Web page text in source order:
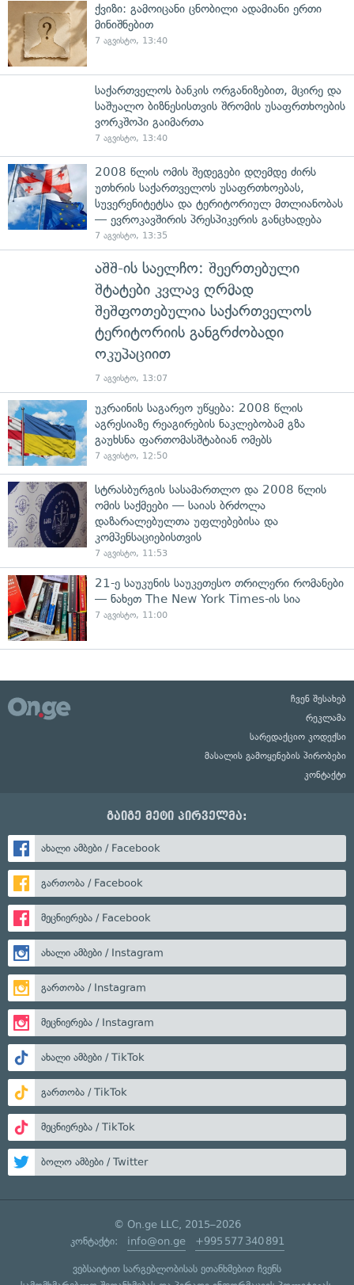
ქვიზი: გამოიცანი ცნობილი ადამიანი ერთი
მინიშნებით
7 აგვისტო, 13:40
საქართველოს ბანკის ორგანიზებით, მცირე და
საშუალო ბიზნესისთვის შრომის უსაფრთხოების
ვორკშოპი გაიმართა
7 აგვისტო, 13:40
2008 წლის ომის შედეგები დღემდე ძირს
უთხრის საქართველოს უსაფრთხოებას,
სუვერენიტეტსა და ტერიტორიულ მთლიანობას
— ევროკავშირის პრესპიკერის განცხადება
7 აგვისტო, 13:35
აშშ-ის საელჩო: შეერთებული
შტატები კვლავ ღრმად
შეშფოთებულია საქართველოს
ტერიტორიის განგრძობადი
ოკუპაციით
7 აგვისტო, 13:07
უკრაინის საგარეო უწყება: 2008 წლის
აგრესიაზე რეაგირების ნაკლებობამ გზა
გაუხსნა ფართომასშტაბიან ომებს
7 აგვისტო, 12:50
სტრასბურგის სასამართლო და 2008 წლის
ომის საქმეები — საიას ბრძოლა
დაზარალებულთა უფლებებისა და
კომპენსაციებისთვის
7 აგვისტო, 11:53
21-ე საუკუნის საუკეთესო თრილერი რომანები
— ნახეთ The New York Times-ის სია
7 აგვისტო, 11:00
ჩვენ შესახებ
რეკლამა
სარედაქციო კოდექსი
მასალის გამოყენების პირობები
კონტაქტი
გაიგე მეტი პირველმა:
ახალი ამბები / Facebook
გართობა / Facebook
მეცნიერება / Facebook
ახალი ამბები / Instagram
გართობა / Instagram
მეცნიერება / Instagram
ახალი ამბები / TikTok
გართობა / TikTok
მეცნიერება / TikTok
ბოლო ამბები / Twitter
© On.ge LLC, 2015–2026
კონტაქტი: info@on.ge +995 577 340 891
ვებსაიტით სარგებლობისას ეთანხმებით ჩვენს